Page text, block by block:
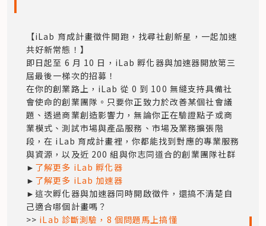
【iLab 育成計畫徵件開跑，找尋社創新星，一起加速
共好新常態！】
即日起至 6 月 10 日，iLab 孵化器與加速器開放第三
屆最後一梯次的招募！
在你的創業路上，iLab 從 0 到 100 無縫支持具備社
會使命的創業團隊。只要你正致力於改善某個社會議
題、透過商業創造影響力，無論你正在驗證點子或商
業模式、測試市場與產品服務、市場及業務擴張階
段，在 iLab 育成計畫裡，你都能找到對應的專業服務
與資源，以及近 200 組與你志同道合的創業團隊社群
► 了解更多 iLab 孵化器
► 了解更多 iLab 加速器
►這次孵化器與加速器同時開啟徵件，還搞不清楚自
己適合哪個計畫嗎？
>> iLab 診斷測驗，8 個問題馬上搞懂